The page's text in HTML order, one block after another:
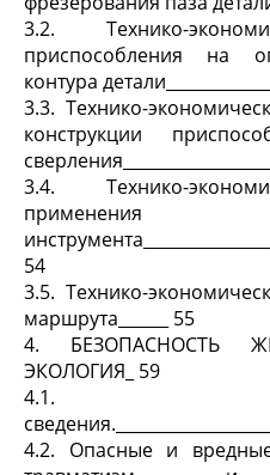
3.2. Технико-
приспособления на
контура
3.3. Технико-
конструкции
3.4. Технико-
применения
54
3.5. Технико-
маршрута______ 55
4. БЕЗОПАСНОСТЬ
ЭКОЛОГИЯ_ 59
4.1.
4.2. Опасные и